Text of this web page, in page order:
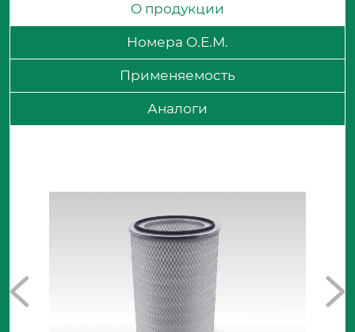
О продукции
Номера O.E.M.
Применяемость
Аналоги